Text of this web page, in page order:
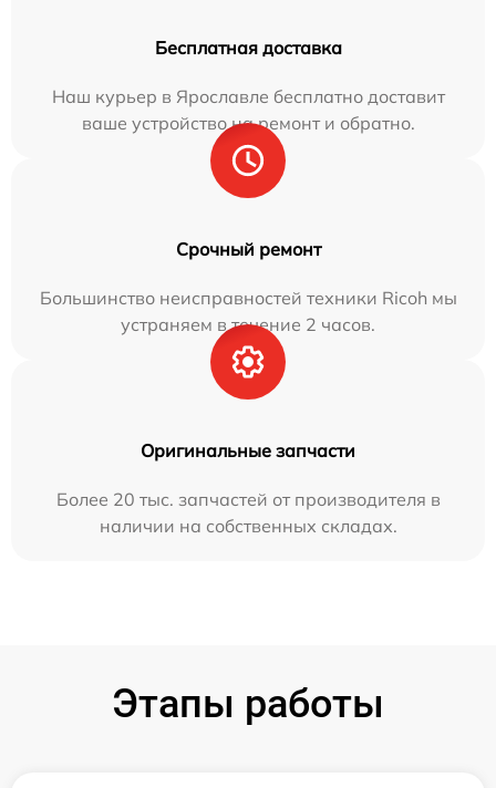
Бесплатная доставка
Наш курьер в Ярославле бесплатно доставит
ваше устройство на ремонт и обратно.
Срочный ремонт
Большинство неисправностей техники Ricoh мы
устраняем в течение 2 часов.
Оригинальные запчасти
Более 20 тыс. запчастей от производителя в
наличии на собственных складах.
Этапы работы